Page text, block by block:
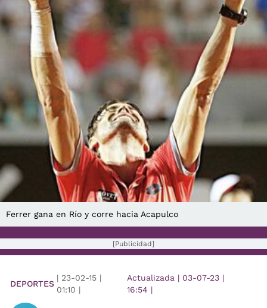
Ferrer gana en Río y corre hacia Acapulco
[Publicidad]
DEPORTES
| 23-02-15 |
01:10 |
Actualizada | 03-07-23 |
16:54 |